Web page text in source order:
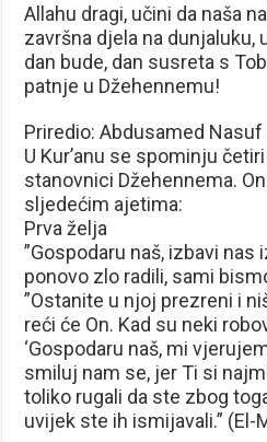
Allahu dragi, učini da naša
završna djela na dunjaluku,
dan bude, dan susreta s
patnje u Džehennemu!
Priredio: Abdusamed
U Kur’anu se spominju
stanovnici Džehennema.
sljedećim ajetima:
Prva želja
”Gospodaru naš, izbavi nas
ponovo zlo radili, sami
”Ostanite u njoj prezreni i
reći će On. Kad su neki
‘Gospodaru naš, mi
smiluj nam se, jer Ti si
toliko rugali da ste zbog
uvijek ste ih ismijavali.” (El-